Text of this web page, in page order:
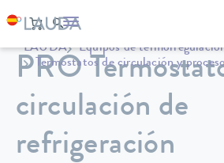
LAUDA Equipos de
Termostatos de circulación y
PRO
circulación de
refrigeración